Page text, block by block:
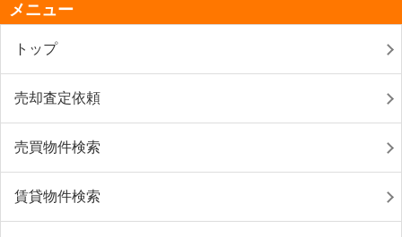
メニュー
トップ
売却査定依頼
売買物件検索
賃貸物件検索